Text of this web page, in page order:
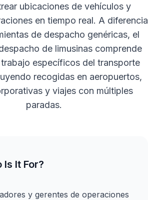
ubicaciones de vehículos y
en tiempo real. A diferencia
de despacho genéricas, el
de limusinas comprende
específicos del transporte
recogidas en aeropuertos,
y viajes con múltiples
paradas.
Is It For?
y gerentes de operaciones